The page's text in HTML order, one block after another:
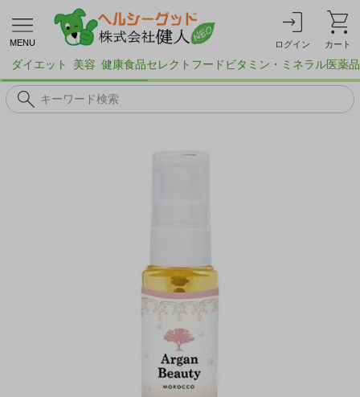
MENU ログイン カート
ダイエット 美容 健康食品セレクトフード ビタミン・ミネラル医薬品